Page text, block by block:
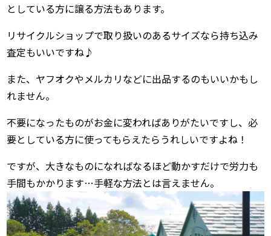
としている方に譲る方法もあります。
リサイクルショップで取り扱いのあるサイズなら持ち込み
査定もいいですね♪
また、ヤフオクやメルカリなどに出品するのもいいかもし
れません。
不要になったものがお金に変わればありがたいですし、必
要としている方に使ってもらえたらうれしいですよね！
ですが、大きなものになればなるほど動かすだけで労力も
手間もかかります…手軽な方法とは言えません。